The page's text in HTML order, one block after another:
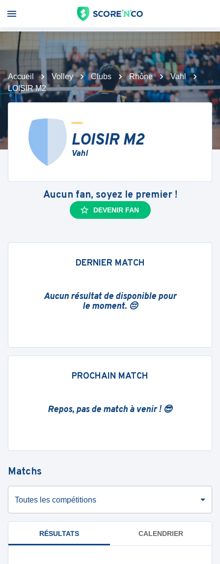
Accueil Volley Clubs Rhône
Vahl
LOISIR M2
LOISIR M2
Vahl
Aucun fan, soyez le premier !
DEVENIR FAN
DERNIER MATCH
Aucun résultat de disponible pour
le moment. 😔
PROCHAIN MATCH
Repos, pas de match à venir ! 😎
Matchs
Toutes les compétitions
RÉSULTATS CALENDRIER